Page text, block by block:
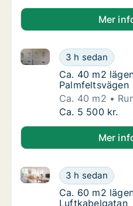
Mer
Ca. 40 m2
3 h sedan
Ca. 40 m2 lägenhet att
Ca. 40 m2
Ca. 40 m2
Palmfeltsvägen
Ca. 40 m2
Ca. 40 m2
Ca. 5 500 kr.
Mer
Ca. 60 m2
3 h sedan
Ca. 60 m2 lägenhet att
Ca. 60 m2
Ca. 60 m2
Luftkabelgatan